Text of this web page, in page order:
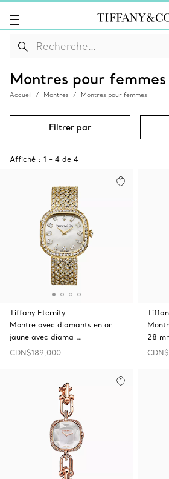
Montres pour femmes
Accueil Montres Montres pour femmes
Filtrer par
Affiché : 1 - 4 de 4
Tiffany Eternity
Montre avec diamants en or
jaune avec diama …
CDN$189,000
28